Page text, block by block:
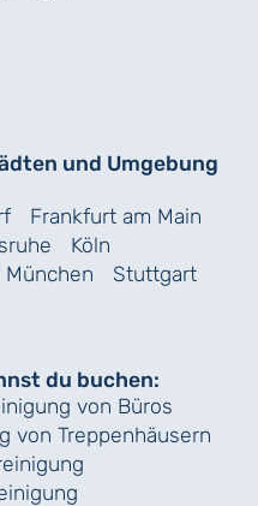
und Umgebung
Frankfurt am Main
Köln
München
Stuttgart
du buchen:
von Büros
von Treppenhäusern